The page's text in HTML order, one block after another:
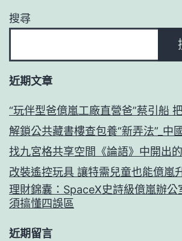
搜尋
近期文章
“玩伴型爸億嵐工廠直營爸”蔡引船
解鎖公共藏書樓查包養“新弄法”_中
找九宮格共享空間《論語》中開出
改裝遙控玩具 讓特需兒童也能億嵐
理財錦囊：SpaceX史詩級億嵐辦公
須搞懂四誤區
近期留言